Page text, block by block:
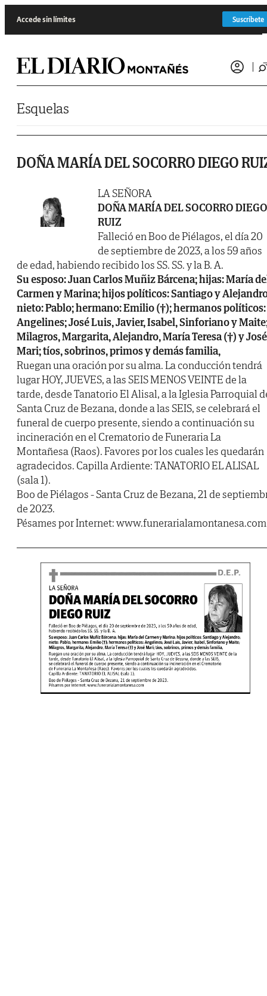
Accede sin límites Suscríbete
Esquelas
DOÑA MARÍA DEL SOCORRO DIEGO
LA SEÑORA
DOÑA MARÍA DEL SOCORRO DIEGO
RUIZ
Falleció en Boo de Piélagos, el día 20
de septiembre de 2023, a los 59 años
de edad, habiendo recibido los SS. SS. y la B. A.
Su esposo: Juan Carlos Muñiz Bárcena; hijas: María
Carmen y Marina; hijos políticos: Santiago y
nieto: Pablo; hermano: Emilio (†); hermanos políticos:
Angelines; José Luis, Javier, Isabel, Sinforiano y
Milagros, Margarita, Alejandro, María Teresa (†) y José
Mari; tíos, sobrinos, primos y demás familia,
Ruegan una oración por su alma. La conducción tendrá
lugar HOY, JUEVES, a las SEIS MENOS VEINTE de la
tarde, desde Tanatorio El Alisal, a la Iglesia Parroquial
Santa Cruz de Bezana, donde a las SEIS, se celebrará el
funeral de cuerpo presente, siendo a continuación su
incineración en el Crematorio de Funeraria La
Montañesa (Raos). Favores por los cuales les quedarán
agradecidos. Capilla Ardiente: TANATORIO EL ALISAL
(sala 1).
Boo de Piélagos - Santa Cruz de Bezana, 21 de
de 2023.
Pésames por Internet: www.funerarialamontanesa.com